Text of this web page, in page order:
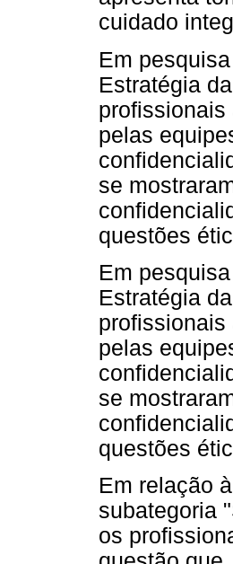
cuidado
Em
Estratégia
profissionais
pelas
se
questões
Em
Estratégia
profissionais
pelas
se
questões
Em relação
subategoria
os